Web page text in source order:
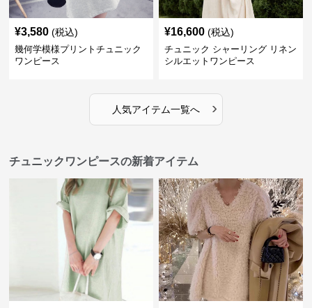
¥3,580 (税込)
幾何学模様プリントチュニック
ワンピース
¥16,600 (税込)
チュニック シャーリング リネン
シルエットワンピース
人気アイテム一覧へ ›
チュニックワンピースの新着アイテム